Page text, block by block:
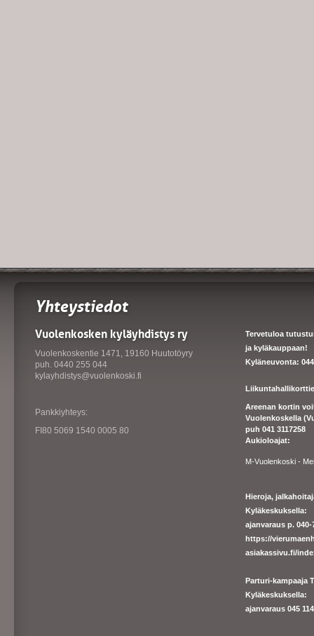
Yhteystiedot
Vuolenkosken kyläyhdistys ry
Vuolenkoskentie 1471, 19160 Huutotöyry
puh. 0440 255 044
kylayhdistys@vuolenkoski.fi
Pankkiyhteys:
FI80 5069 1540 0005 80
Tervetuloa
ja kyläkauppaan!
Kyläneuvonta: 044
Areenan kortin
Vuolenkoskella
puh 041 3117258
Aukioloajat:
M-Vuolenkoski -
Hieroja,
Kyläkeskuksella:
ajanvaraus p.
https://
asiakassivu.fi/
Parturi-kampaaja
Kyläkeskuksella:
ajanvaraus 045